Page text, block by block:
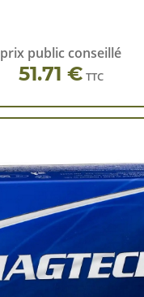
prix public conseillé
51.71 € TTC